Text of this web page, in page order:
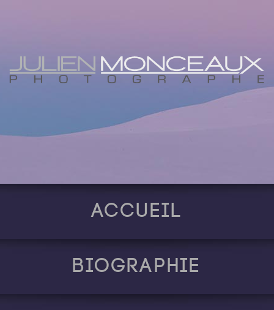
Accueil
Biographie